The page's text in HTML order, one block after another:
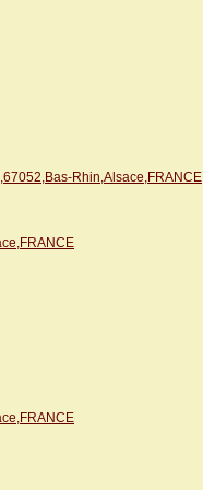
Rhin,Alsace,FRANCE